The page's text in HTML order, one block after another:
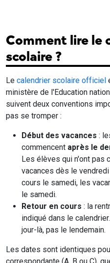
Comment lire le
scolaire ?
Le calendrier scolaire officiel
ministère de l'Education
suivent deux conventions
pas se tromper :
Début des vacances :
commencent après le
Les élèves qui n'ont pas
vacances dès le
cours le samedi, les
le samedi.
Retour en cours : la
indiqué dans le
jour-là, pas le lendemain.
Les dates sont identiques